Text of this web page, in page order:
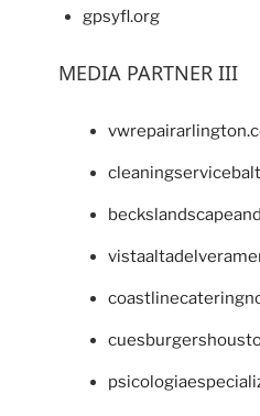
gpsyfl.org
MEDIA PARTNER III